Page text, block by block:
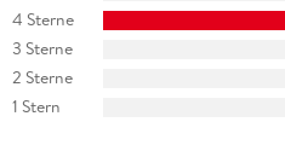
4 Sterne
3 Sterne
2 Sterne
1 Stern